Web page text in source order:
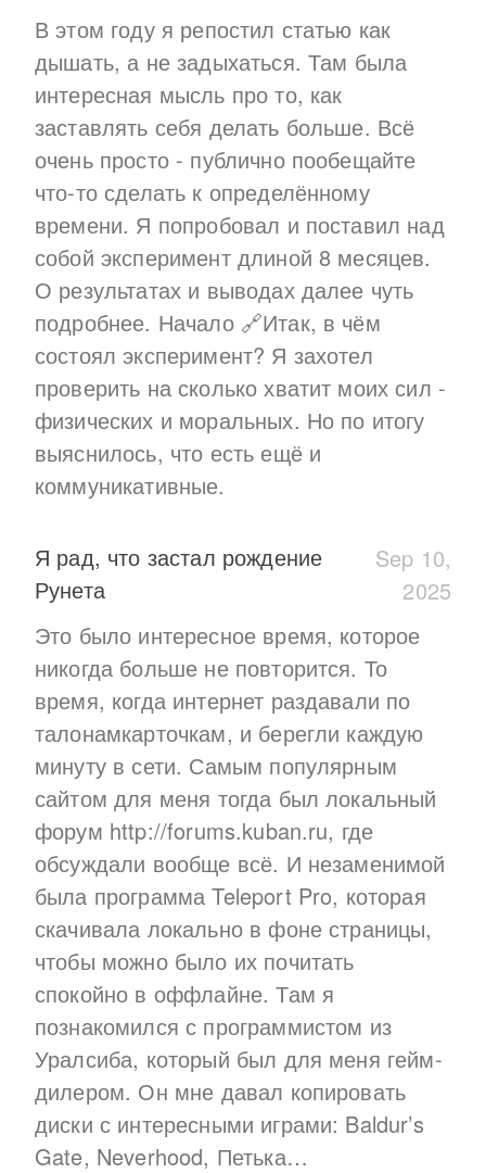
В этом году я репостил статью как
дышать, а не задыхаться. Там была
интересная мысль про то, как
заставлять себя делать больше. Всё
очень просто - публично пообещайте
что-то сделать к определённому
времени. Я попробовал и поставил над
собой эксперимент длиной 8 месяцев.
О результатах и выводах далее чуть
подробнее. Начало 🔗Итак, в чём
состоял эксперимент? Я захотел
проверить на сколько хватит моих сил -
физических и моральных. Но по итогу
выяснилось, что есть ещё и
коммуникативные.
Я рад, что застал рождение
Рунета
Sep 10,
2025
Это было интересное время, которое
никогда больше не повторится. То
время, когда интернет раздавали по
талонамкарточкам, и берегли каждую
минуту в сети. Самым популярным
сайтом для меня тогда был локальный
форум http://forums.kuban.ru, где
обсуждали вообще всё. И незаменимой
была программа Teleport Pro, которая
скачивала локально в фоне страницы,
чтобы можно было их почитать
спокойно в оффлайне. Там я
познакомился с программистом из
Уралсиба, который был для меня гейм-
дилером. Он мне давал копировать
диски с интересными играми: Baldur’s
Gate, Neverhood, Петька…